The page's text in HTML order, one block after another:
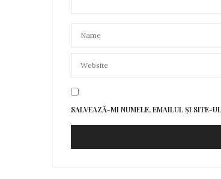
SALVEAZĂ-MI NUMELE, EMAILUL ȘI SITE-